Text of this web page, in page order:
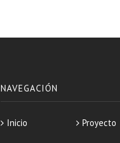
NAVEGACIÓN
Inicio Proyecto